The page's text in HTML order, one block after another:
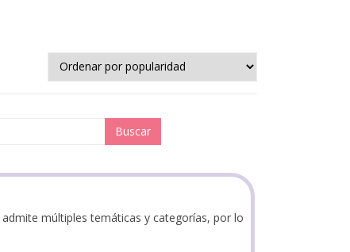
Buscar
múltiples temáticas y categorías, por lo